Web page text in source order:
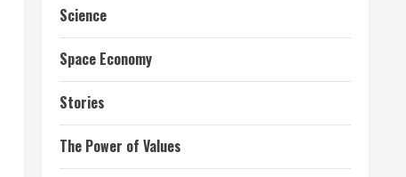
Science
Space Economy
Stories
The Power of Values